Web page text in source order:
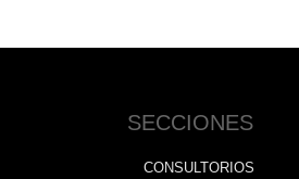
SECCIONES
CONSULTORIOS